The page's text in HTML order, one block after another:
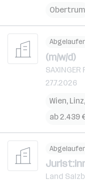
Obertrum
(m/w/d)
27.7.2026
Wien, Linz,
ab 2.439
Land